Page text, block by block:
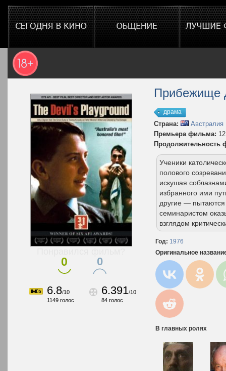
0 0
6.8/10
1149 голос
6.391/10
84 голос
Прибежище
драма
Страна:
Австралия
Премьера фильма:
Продолжительность
Ученики
полового
искушая
избранного ими
другие —
семинаристом
взглядом
Год: 1976
Оригинальное
В главных ролях